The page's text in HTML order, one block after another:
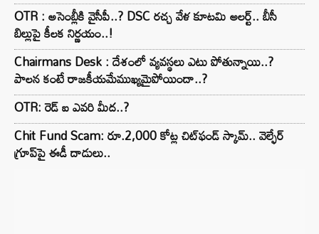
OTR : అసెంబ్లీకి వైసీపీ..? DSC రచ్చ వేళ కూటమి అలర్ట్.. బీసీ
బిల్లుపై కీలక నిర్ణయం..!
Chairmans Desk : దేశంలో వ్యవస్థలు ఎటు పోతున్నాయి..?
పాలన కంటే రాజకీయమేముఖ్యమైపోయిందా..?
OTR: రెడ్ ఐ ఎవరి మీద..?
Chit Fund Scam: రూ.2,000 కోట్ల చిట్‌ఫండ్ స్కామ్.. వెల్ఫేర్
గ్రూప్‌పై ఈడీ దాడులు..